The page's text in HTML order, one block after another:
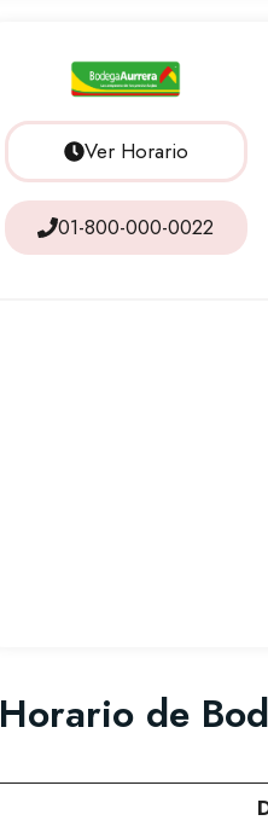
Ver Horario
01-800-000-0022
Horario de